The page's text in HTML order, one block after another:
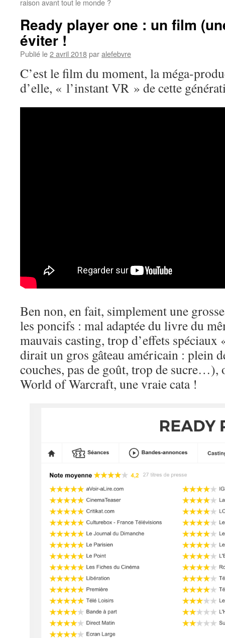
raison avant tout le monde ?
Ready player one : un film
éviter !
Publié le2 avril 2018paralefebvre
C’est le film du moment, la méga-
d’elle, « l’instant VR » de cette
Ben non, en fait, simplement une
les poncifs : mal adaptée du livre du
mauvais casting, trop d’effets
dirait un gros gâteau américain : plein
couches, pas de goût, trop de sucre…),
World of Warcraft, une vraie cata !